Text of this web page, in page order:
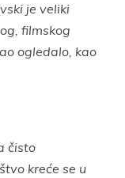
je veliki
filmskog
ogledalo, kao
čisto
kreće se u